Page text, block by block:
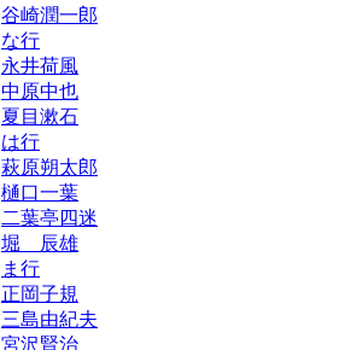
谷崎潤一郎
な行
永井荷風
中原中也
夏目漱石
は行
萩原朔太郎
樋口一葉
二葉亭四迷
堀 辰雄
ま行
正岡子規
三島由紀夫
宮沢賢治